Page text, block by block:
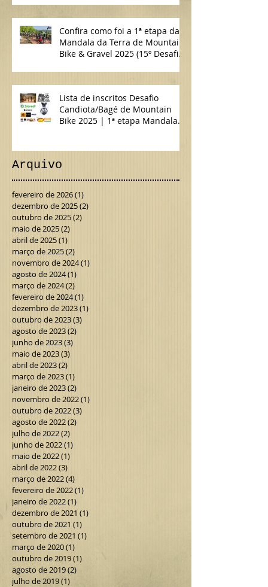
Confira como foi a 1ª etapa da
Mandala da Terra de Mountain
Bike & Gravel 2025 (15º Desafio
Lista de inscritos Desafio
Candiota/Bagé de Mountain
Bike 2025 | 1ª etapa Mandala
Arquivo
fevereiro de 2026(1)
dezembro de 2025(2)
outubro de 2025(2)
maio de 2025(2)
abril de 2025(1)
março de 2025(2)
novembro de 2024(1)
agosto de 2024(1)
março de 2024(2)
fevereiro de 2024(1)
dezembro de 2023(1)
outubro de 2023(3)
agosto de 2023(2)
junho de 2023(3)
maio de 2023(3)
abril de 2023(2)
março de 2023(1)
janeiro de 2023(2)
novembro de 2022(1)
outubro de 2022(3)
agosto de 2022(2)
julho de 2022(2)
junho de 2022(1)
maio de 2022(1)
abril de 2022(3)
março de 2022(4)
fevereiro de 2022(1)
janeiro de 2022(1)
dezembro de 2021 (1)
outubro de 2021 (1)
setembro de 2021 (1)
março de 2020(1)
outubro de 2019(1)
agosto de 2019(2)
julho de 2019(1)